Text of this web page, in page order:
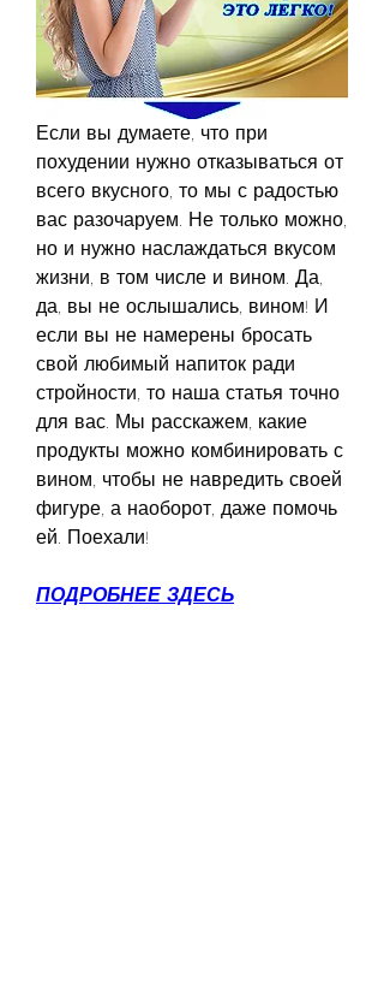
Если вы думаете, что при
похудении нужно отказываться от
всего вкусного, то мы с радостью
вас разочаруем. Не только можно,
но и нужно наслаждаться вкусом
жизни, в том числе и вином. Да,
да, вы не ослышались, вином! И
если вы не намерены бросать
свой любимый напиток ради
стройности, то наша статья точно
для вас. Мы расскажем, какие
продукты можно комбинировать с
вином, чтобы не навредить своей
фигуре, а наоборот, даже помочь
ей. Поехали!
ПОДРОБНЕЕ ЗДЕСЬ